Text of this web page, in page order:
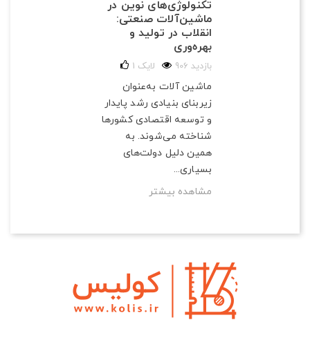
تکنولوژی‌های نوین در
ماشین‌آلات صنعتی:
انقلاب در تولید و
بهره‌وری
906 بازدید 1 لایک
ماشین آلات به‌عنوان
زیربنای بنیادی رشد پایدار
و توسعه اقتصادی کشورها
شناخته می‌شوند. به
همین دلیل دولت‌های
بسیاری...
مشاهده بیشتر